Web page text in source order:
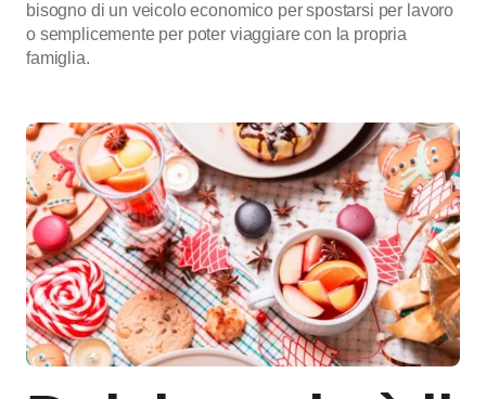
bisogno di un veicolo economico per spostarsi per lavoro
o semplicemente per poter viaggiare con la propria
famiglia.